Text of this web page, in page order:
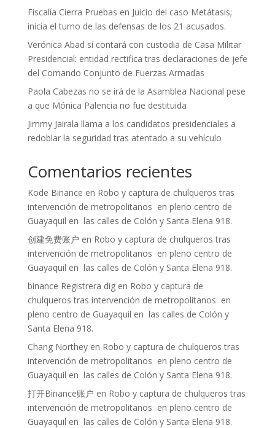
Fiscalía Cierra Pruebas en Juicio del caso Metátasis;
inicia el turno de las defensas de los 21 acusados.
Verónica Abad sí contará con custodia de Casa Militar
Presidencial: entidad rectifica tras declaraciones de jefe
del Comando Conjunto de Fuerzas Armadas
Paola Cabezas no se irá de la Asamblea Nacional pese
a que Mónica Palencia no fue destituida
Jimmy Jairala llama a los candidatos presidenciales a
redoblar la seguridad tras atentado a su vehículo
Comentarios recientes
Kode Binance en Robo y captura de chulqueros tras
intervención de metropolitanos en pleno centro de
Guayaquil en las calles de Colón y Santa Elena 918.
创建免费账户 en Robo y captura de chulqueros tras
intervención de metropolitanos en pleno centro de
Guayaquil en las calles de Colón y Santa Elena 918.
binance Registrera digen Robo y captura de
chulqueros tras intervención de metropolitanos en
pleno centro de Guayaquil en las calles de Colón y
Santa Elena 918.
Chang Northeyen Robo y captura de chulqueros tras
intervención de metropolitanos en pleno centro de
Guayaquil en las calles de Colón y Santa Elena 918.
打开Binance账户 en Robo y captura de chulqueros tras
intervención de metropolitanos en pleno centro de
Guayaquil en las calles de Colón y Santa Elena 918.